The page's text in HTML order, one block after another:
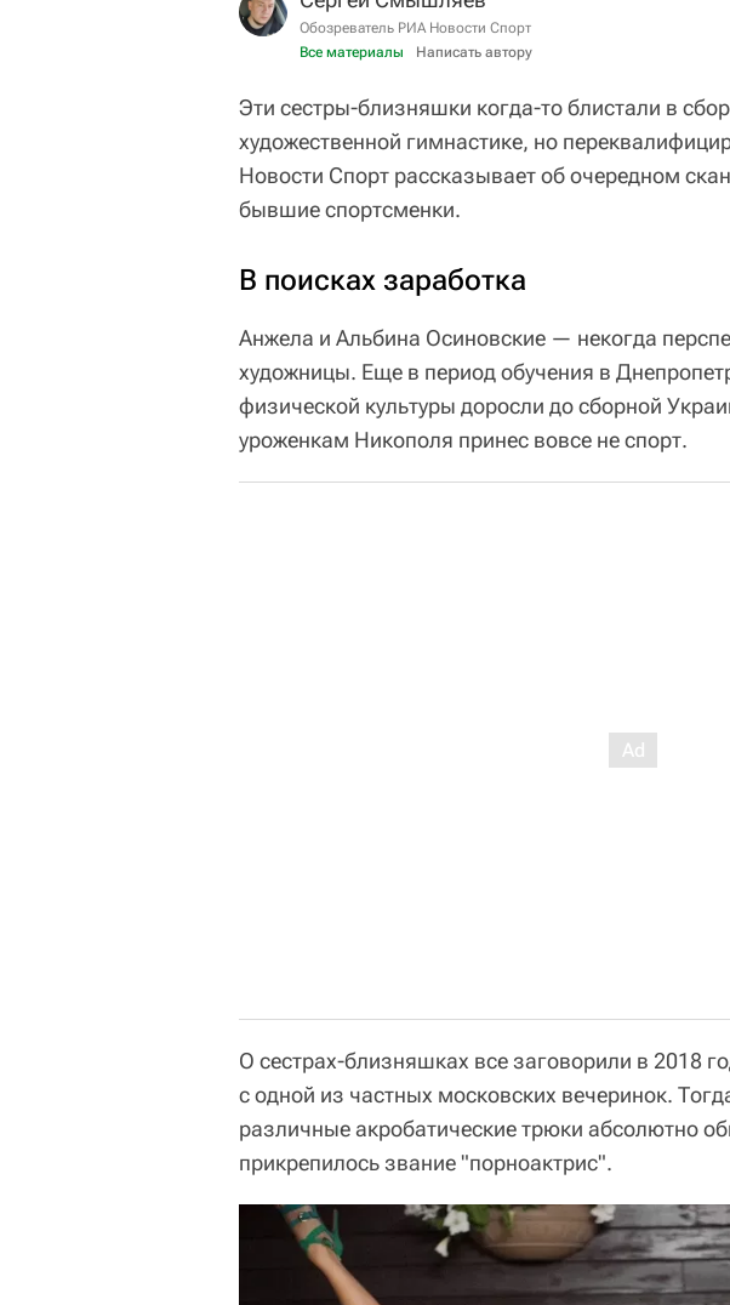
Обозреватель РИА Новости Спорт
Все материалы
Написать автору
Эти сестры-близняшки когда-то блистали в
художественной гимнастике, но
Новости Спорт рассказывает об очередном
бывшие спортсменки.
В поисках заработка
Анжела и Альбина Осиновские — некогда
художницы. Еще в период обучения в
физической культуры доросли до сборной
уроженкам Никополя принес вовсе не спорт.
О сестрах-близняшках все заговорили в 2018
с одной из частных московских вечеринок.
различные акробатические трюки абсолютно
прикрепилось звание "порноактрис".